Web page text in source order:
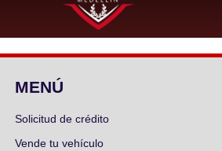
MENÚ
Solicitud de crédito
Vende tu vehículo